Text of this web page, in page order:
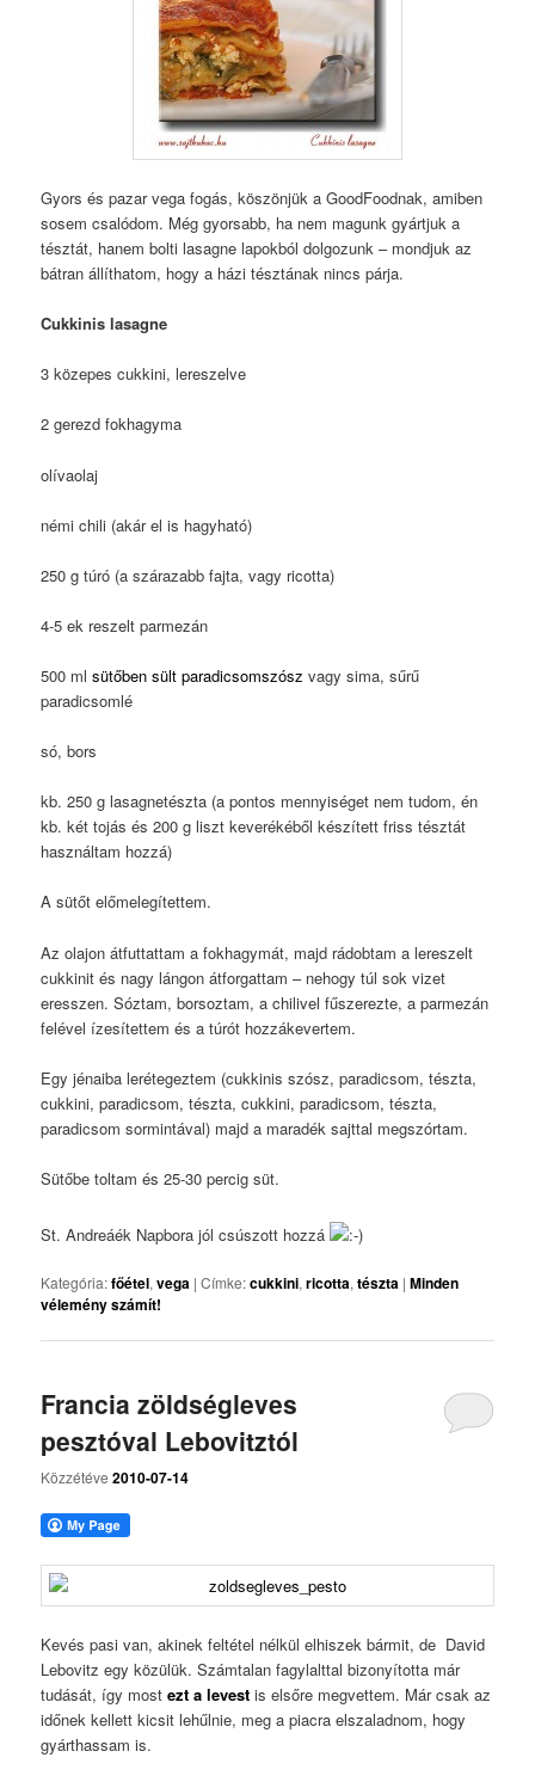
Gyors és pazar vega fogás, köszönjük a GoodFoodnak, amiben
sosem csalódom. Még gyorsabb, ha nem magunk gyártjuk a
tésztát, hanem bolti lasagne lapokból dolgozunk – mondjuk az
bátran állíthatom, hogy a házi tésztának nincs párja.
Cukkinis lasagne
3 közepes cukkini, lereszelve
2 gerezd fokhagyma
olívaolaj
némi chili (akár el is hagyható)
250 g túró (a szárazabb fajta, vagy ricotta)
4-5 ek reszelt parmezán
500 mlsütőben sült paradicsomszósz vagy sima, sűrű
paradicsomlé
só, bors
kb. 250 g lasagnetészta (a pontos mennyiséget nem tudom, én
kb. két tojás és 200 g liszt keverékéből készített friss tésztát
használtam hozzá)
A sütőt előmelegítettem.
Az olajon átfuttattam a fokhagymát, majd rádobtam a lereszelt
cukkinit és nagy lángon átforgattam – nehogy túl sok vizet
eresszen. Sóztam, borsoztam, a chilivel fűszerezte, a parmezán
felével ízesítettem és a túrót hozzákevertem.
Egy jénaiba lerétegeztem (cukkinis szósz, paradicsom, tészta,
cukkini, paradicsom, tészta, cukkini, paradicsom, tészta,
paradicsom sormintával) majd a maradék sajttal megszórtam.
Sütőbe toltam és 25-30 percig süt.
St. Andreáék Napbora jól csúszott hozzá
Kategória:főétel,vega |Címke:cukkini,ricotta,tészta |Minden
vélemény számít!
Francia zöldségleves
pesztóval Lebovitztól
Közzétéve2010-07-14
Kevés pasi van, akinek feltétel nélkül elhiszek bármit, de David
Lebovitz egy közülük. Számtalan fagylalttal bizonyította már
tudását, így mostezt a levest is elsőre megvettem. Már csak az
időnek kellett kicsit lehűlnie, meg a piacra elszaladnom, hogy
gyárthassam is.